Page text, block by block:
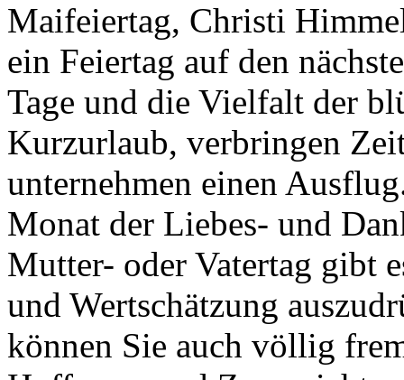
Maifeiertag, Christi
ein Feiertag auf den
Tage und die Vielfalt der
Kurzurlaub, verbringen
unternehmen einen
Monat der Liebes- und
Mutter- oder Vatertag gibt
und Wertschätzung
können Sie auch völlig